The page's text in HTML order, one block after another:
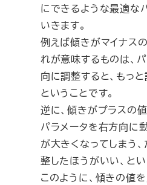
にできるような最適な
いきます。
例えば傾きがマイナス
れが意味するものは、
向に調整すると、もっ
ということです。
逆に、傾きがプラスの
パラメータを右方向に
が大きくなってしまう
整したほうがいい、とい
このように、傾きの値